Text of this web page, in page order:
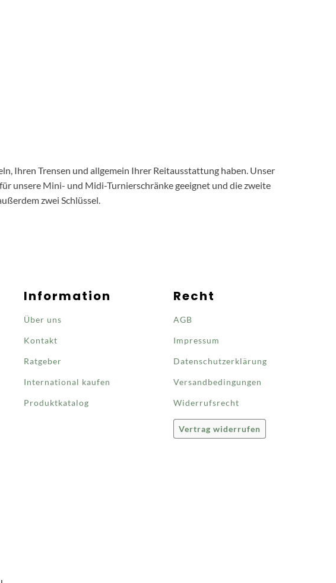
Ihren Trensen und allgemein Ihrer Reitausstattung haben. Unser
unsere Mini- und Midi-Turnierschränke geeignet und die zweite
zwei Schlüssel.
Information
Über uns
Kontakt
Ratgeber
International kaufen
Produktkatalog
Recht
AGB
Impressum
Datenschutzerklärung
Versandbedingungen
Widerrufsrecht
Vertrag widerrufen